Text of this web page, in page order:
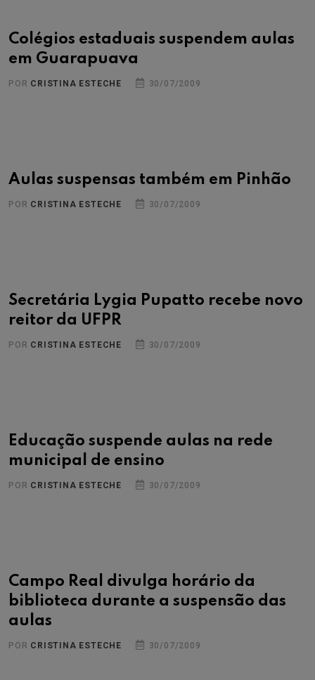
Colégios estaduais suspendem aulas
em Guarapuava
POR CRISTINA ESTECHE 30/07/2009
Aulas suspensas também em Pinhão
POR CRISTINA ESTECHE 30/07/2009
Secretária Lygia Pupatto recebe novo
reitor da UFPR
POR CRISTINA ESTECHE 30/07/2009
Educação suspende aulas na rede
municipal de ensino
POR CRISTINA ESTECHE 30/07/2009
Campo Real divulga horário da
biblioteca durante a suspensão das
aulas
POR CRISTINA ESTECHE 30/07/2009